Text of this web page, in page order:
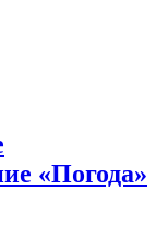
«Погода»